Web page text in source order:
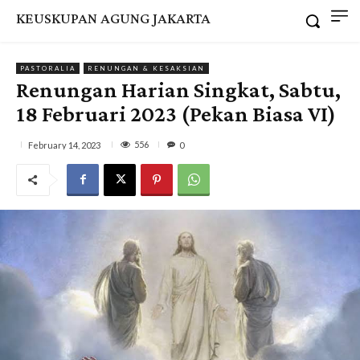
KEUSKUPAN AGUNG JAKARTA
PASTORALIA RENUNGAN & KESAKSIAN
Renungan Harian Singkat, Sabtu,
18 Februari 2023 (Pekan Biasa VI)
February 14, 2023 556 0